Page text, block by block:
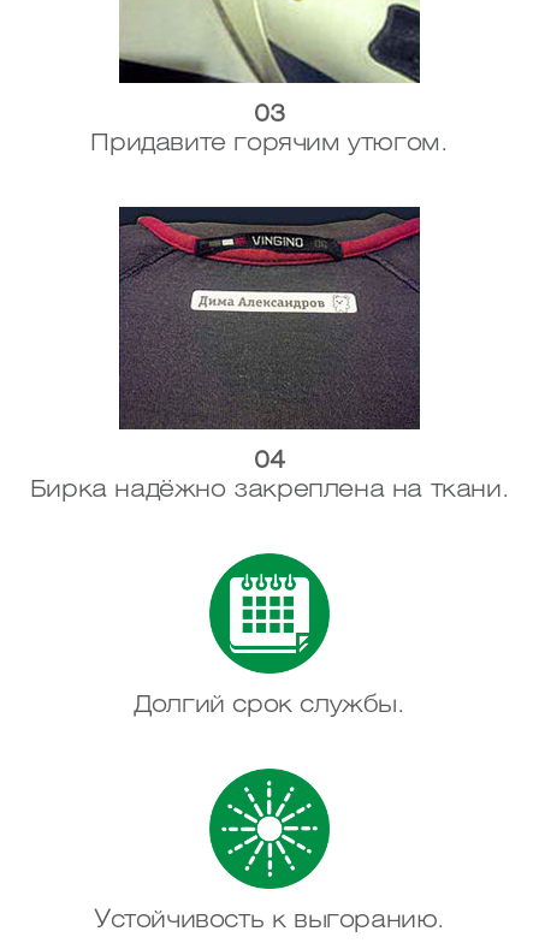
03
Придавите горячим утюгом.
04
Бирка надёжно закреплена на ткани.
Долгий срок службы.
Устойчивость к выгоранию.